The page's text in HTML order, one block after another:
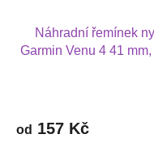
Náhradní řemínek
Garmin Venu 4 41
od 157 Kč